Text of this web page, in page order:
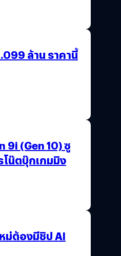
ล้าน ราคานี้
9i (Gen 10) ซู
โน๊ตบุ๊กเกมมิง
ม่ต้องมีชิป AI